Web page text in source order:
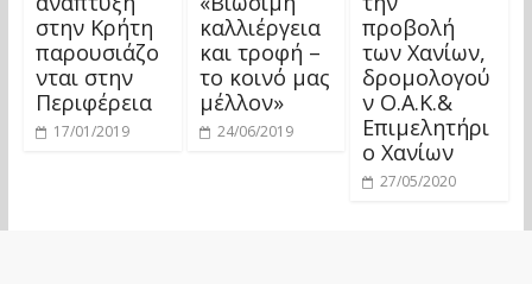
στην Κρήτη
παρουσιάζο
νται στην
Περιφέρεια
17/01/2019
καλλιέργεια
και τροφή –
το κοινό μας
μέλλον»
24/06/2019
προβολή
των Χανίων,
δρομολογού
ν Ο.Α.Κ.&
Επιμελητήρι
ο Χανίων
27/05/2020